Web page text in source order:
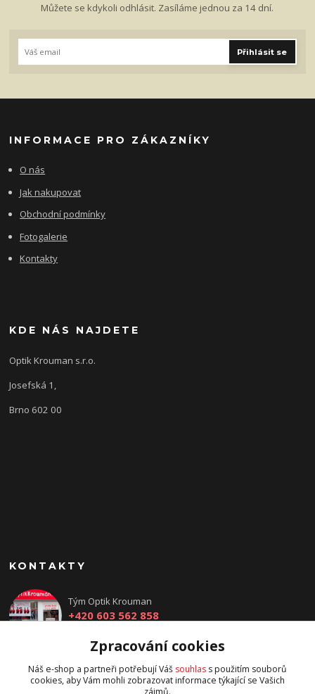
Můžete se kdykoli odhlásit. Zasíláme jednou za 14 dní.
Přihlásit se
INFORMACE PRO ZÁKAZNÍKY
O nás
Jak nakupovat
Obchodní podmínky
Fotogalerie
Kontakty
KDE NÁS NAJDETE
Optik Krouman s.r.o.
Josefská 1,
Brno 602 00
KONTAKTY
Tým Optik Krouman
+420 603 562 858
info@optikkrouman.cz
Zpracování cookies
Náš e-shop a partneři potřebují Váš souhlas s použitím souborů
cookies, aby Vám mohli zobrazovat informace týkající se Vašich
zájmů.